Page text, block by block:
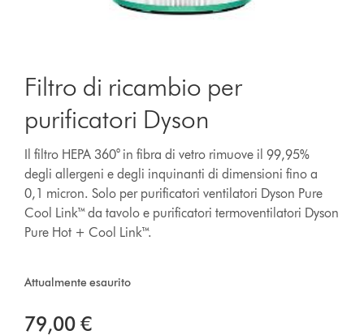
Filtro di ricambio per
purificatori Dyson
Il filtro HEPA 360° in fibra di vetro rimuove il 99,95%
degli allergeni e degli inquinanti di dimensioni fino a
0,1 micron. Solo per purificatori ventilatori Dyson Pure
Cool Link™ da tavolo e purificatori termoventilatori Dyson
Pure Hot + Cool Link™.
Attualmente esaurito
79,00 €